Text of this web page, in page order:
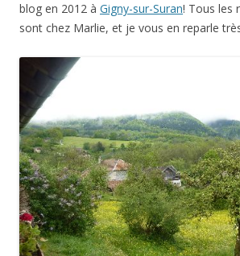
blog en 2012 à Gigny-sur-Suran! Tous les
sont chez Marlie, et je vous en reparle